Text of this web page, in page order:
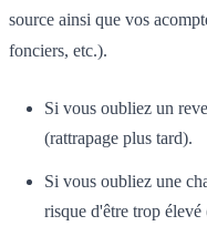
source ainsi que vos
fonciers, etc.).
Si vous oubliez un
(rattrapage plus tard).
Si vous oubliez une
risque d'être trop